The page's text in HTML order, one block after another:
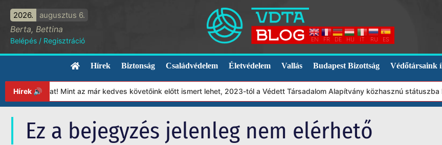
2026. augusztus 6.
Berta, Bettina
Belépés / Regisztráció EN FR DE HU IT RU ES
Hírek Biztonság Családvédelem Életvédelem Vallás Budapest Bizottság Védőtársaink
Hírek 🔊Mint az már kedves követőink előtt ismert lehet, 2023-tól a Védett Társadalom Alapítvány közhasznú státuszba
Ez a bejegyzés jelenleg nem elérhető